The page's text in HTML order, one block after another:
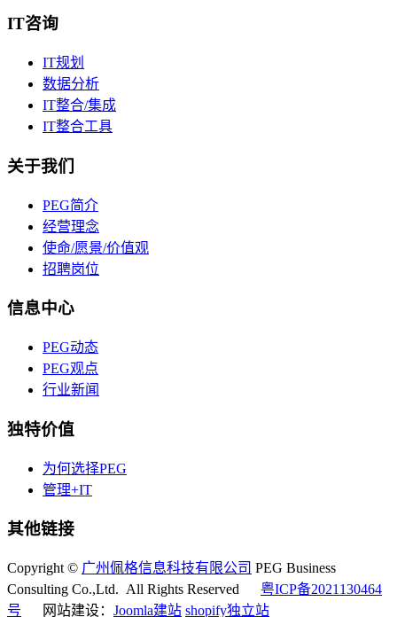
IT咨询
IT规划
数据分析
IT整合/集成
IT整合工具
关于我们
PEG简介
经营理念
使命/愿景/价值观
招聘岗位
信息中心
PEG动态
PEG观点
行业新闻
独特价值
为何选择PEG
管理+IT
其他链接
Copyright © 广州佩格信息科技有限公司 PEG Business
Consulting Co.,Ltd. All Rights Reserved 粤ICP备2021130464
号 网站建设： Joomla建站 shopify独立站